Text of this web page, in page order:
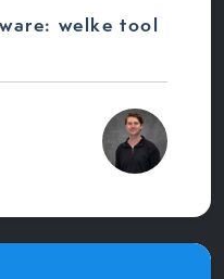
welke tool